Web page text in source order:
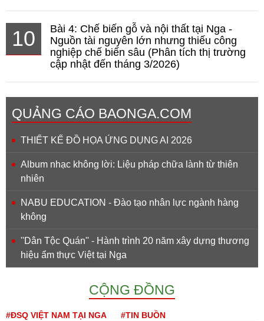
10
Bài 4: Chế biến gỗ và nội thất tại Nga -
Nguồn tài nguyên lớn nhưng thiếu công
nghiệp chế biến sâu (Phân tích thị trường
cập nhật đến tháng 3/2026)
QUẢNG CÁO BAONGA.COM
THIẾT KẾ ĐỒ HỌA ỨNG DỤNG AI 2026
Album nhạc không lời: Liệu pháp chữa lành từ thiên
nhiên
NABU EDUCATION - Đào tạo nhân lực ngành hàng
không
''Dân Tộc Quán'' - Hành trình 20 năm xây dựng thương
hiệu ẩm thực Việt tại Nga
CỘNG ĐỒNG
#ĐSQ VIỆT NAM TẠI NGA #TIN BUỒN